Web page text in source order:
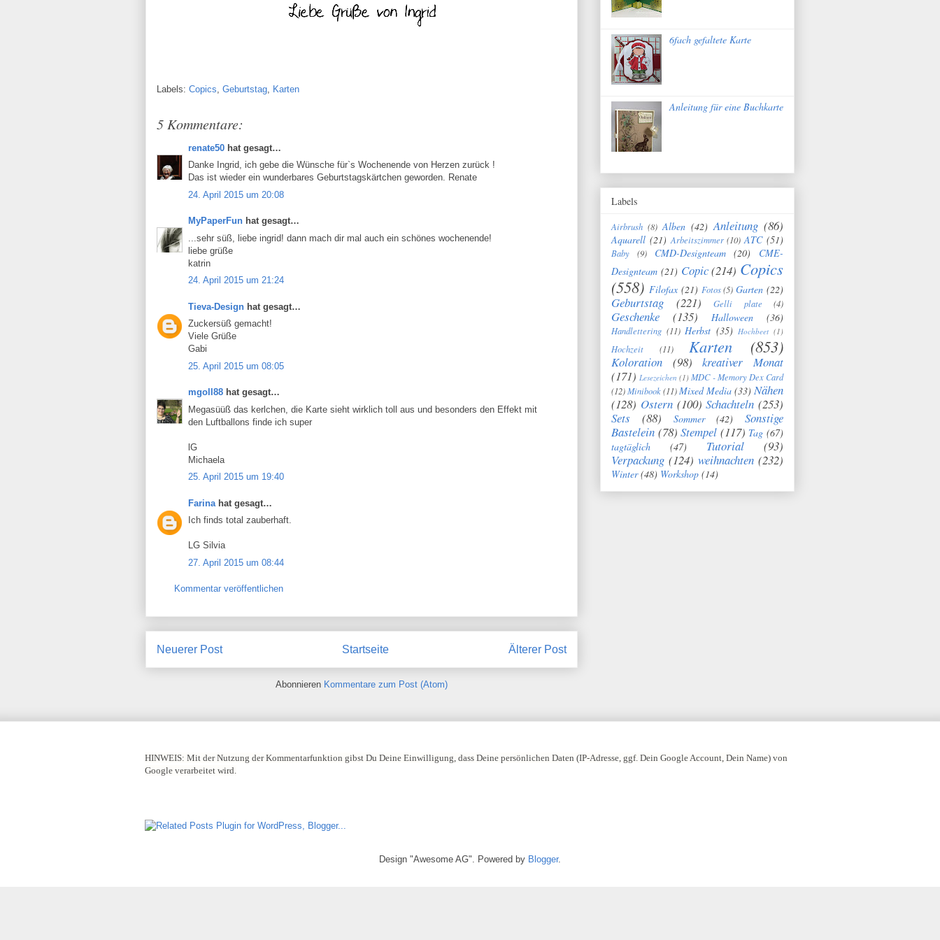
Labels: Copics Geburtstag Karten
5 Kommentare:
renate50 hat gesagt…
Danke Ingrid, ich gebe die Wünsche für`s Wochenende von Herzen zurück !
Das ist wieder ein wunderbares Geburtstagskärtchen geworden. Renate
24. April 2015 um 20:08
MyPaperFun hat gesagt…
...sehr süß, liebe ingrid! dann mach dir mal auch ein schönes wochenende!
liebe grüße
katrin
24. April 2015 um 21:24
Tieva-Design hat gesagt…
Zuckersüß gemacht!
Viele Grüße
Gabi
25. April 2015 um 08:05
mgoll88 hat gesagt…
Megasüüß das kerlchen, die Karte sieht wirklich toll aus und besonders den Effekt mit
den Luftballons finde ich super
lG
Michaela
25. April 2015 um 19:40
Farina hat gesagt…
Ich finds total zauberhaft.
LG Silvia
27. April 2015 um 08:44
Kommentar veröffentlichen
Neuerer Post Älterer Post
Startseite
Abonnieren Kommentare zum Post (Atom)
6fach gefaltete Karte
Anleitung für eine Buchkarte
Labels
Airbrush (8) Alben (42) Anleitung (86)
Aquarell (21) Arbeitszimmer (10) ATC (51)
Baby (9) CMD-Designteam (20)
CME-
Designteam (21) Copic (214) Copics
(558) Filofax (21) Fotos (5) Garten (22)
Geburtstag (221) Gelli plate (4)
Geschenke (135) Halloween (36)
Handlettering (11) Herbst (35) Hochbeet (1)
Hochzeit (11) Karten (853)
Koloration (98)
kreativer Monat
(171) Lesezeichen (1) MDC - Memory Dex Card
(12)Minibook(11) Mixed Media (33) Nähen
(128) Ostern (100) Schachteln (253)
Sets
(88) Sommer (42)
Sonstige
Bastelein (78) Stempel (117) Tag (67)
tagtäglich
(47) Tutorial
(93)
Verpackung (124) weihnachten (232)
Winter (48) Workshop (14)
HINWEIS: Mit der Nutzung der Kommentarfunktion gibst Du Deine Einwilligung, dass Deine persönlichen Daten (IP-Adresse, ggf. Dein Google Account, Dein Name) von
Google verarbeitet wird.
Design "Awesome AG". Powered by Blogger.